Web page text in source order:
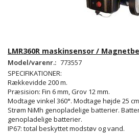
LMR360R maskinsensor /
Model/varenr.: 773557
SPECIFIKATIONER:
Rækkevidde 200 m.
Præsision: Fin 6 mm, Grov 12 mm.
Modtage vinkel 360°. Modtage højde 25
Strøm NiMh genopladelige batterier.
genopladelige batterier.
IP67: total beskyttet modstøv og vand.